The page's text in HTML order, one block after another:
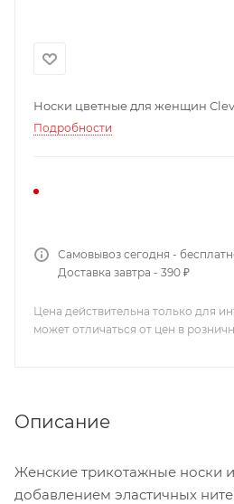
Носки цветные для женщин
Подробности
Самовывоз сегодня -
Доставка завтра - 390 ₽
Цена действительна только для
может отличаться от цен в
Описание
Женские трикотажные носки
добавлением эластичных